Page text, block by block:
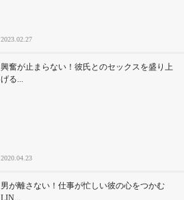
2023.02.27
興奮が止まらない！彼氏とのセックスを盛り上
げる...
2020.04.23
男が離さない！仕事が忙しい彼の心をつかむ
LIN...